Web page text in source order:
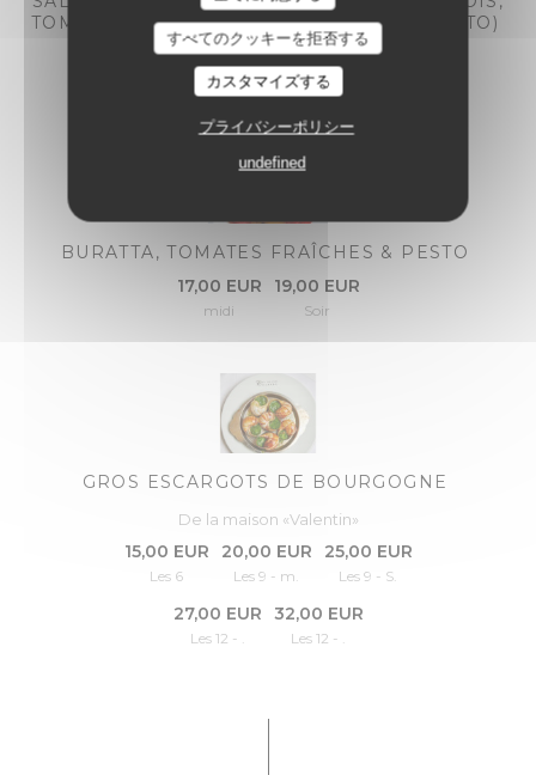
すべてのクッキーを拒否する
カスタマイズする
プライバシーポリシー
undefined
TOMATES CERISES & PAIN GRILLÉ AU PESTO)
18,00 EUR
midi
20,00 EUR
Soir
BURATTA, TOMATES FRAÎCHES & PESTO
17,00 EUR
midi
19,00 EUR
Soir
GROS ESCARGOTS DE BOURGOGNE
De la maison «Valentin»
15,00 EUR
Les 6
20,00 EUR
Les 9 - m.
25,00 EUR
Les 9 - S.
27,00 EUR
Les 12 - .
32,00 EUR
Les 12 - .